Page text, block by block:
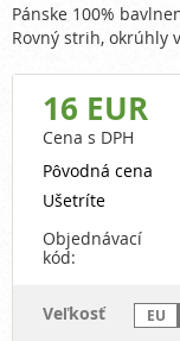
Pánske 100%
Rovný strih, okrúhly
16 EUR
Cena s DPH
Pôvodná cena
Ušetríte
Objednávací
kód:
Veľkosť EU